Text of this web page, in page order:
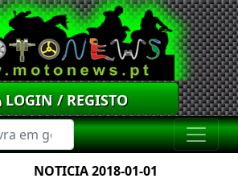
LOGIN / REGISTO
NOTICIA 2018-01-01